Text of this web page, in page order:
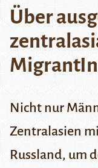
Über
Nicht nur
Zentralasien
Russland, um